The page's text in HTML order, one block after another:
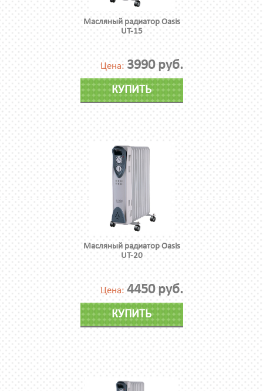
Масляный радиатор Oasis
UT-15
Цена: 3990 руб.
КУПИТЬ
Масляный радиатор Oasis
UT-20
Цена: 4450 руб.
КУПИТЬ